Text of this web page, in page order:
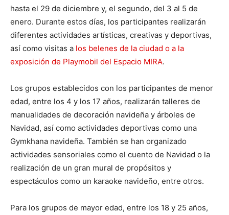
hasta el 29 de diciembre y, el segundo, del 3 al 5 de
enero. Durante estos días, los participantes realizarán
diferentes actividades artísticas, creativas y deportivas,
así como visitas a los belenes de la ciudad o a la
exposición de Playmobil del Espacio MIRA.
Los grupos establecidos con los participantes de menor
edad, entre los 4 y los 17 años, realizarán talleres de
manualidades de decoración navideña y árboles de
Navidad, así como actividades deportivas como una
Gymkhana navideña. También se han organizado
actividades sensoriales como el cuento de Navidad o la
realización de un gran mural de propósitos y
espectáculos como un karaoke navideño, entre otros.
Para los grupos de mayor edad, entre los 18 y 25 años,